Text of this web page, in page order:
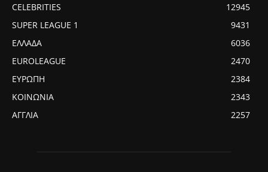
CELEBRITIES
12945
SUPER LEAGUE 1
9431
ΕΛΛΑΔΑ
6036
EUROLEAGUE
2470
ΕΥΡΩΠΗ
2384
ΚΟΙΝΩΝΙΑ
2343
ΑΓΓΛΙΑ
2257